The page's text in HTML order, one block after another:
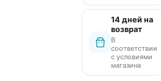
14 дней на
возврат
В
соответствии
с условиями
магазина